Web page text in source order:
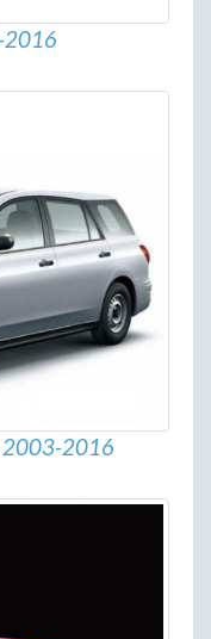
2016
2003-2016